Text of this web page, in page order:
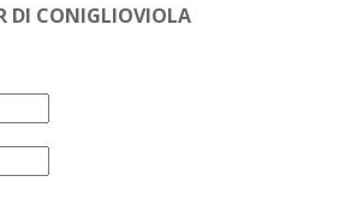
DI CONIGLIOVIOLA